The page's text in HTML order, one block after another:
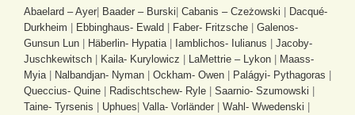
Abaelard – Ayer Baader – Burski Cabanis – Czeżowski
Dacqué-
Durkheim
Ebbinghaus- Ewald Faber- Fritzsche
Galenos-
Gunsun Lun
Häberlin- Hypatia Iamblichos- Iulianus
Jacoby-
Juschkewitsch
Kaila- Kurylowicz LaMettrie – Lykon
Maass-
Myia
Nalbandjan- Nyman Ockham- Owen Palágyi- Pythagoras
Queccius- Quine
Radischtschew- Ryle Saarnio- Szumowski
Taine- Tyrsenis
Uphues Valla- Vorländer Wahl- Wwedenski